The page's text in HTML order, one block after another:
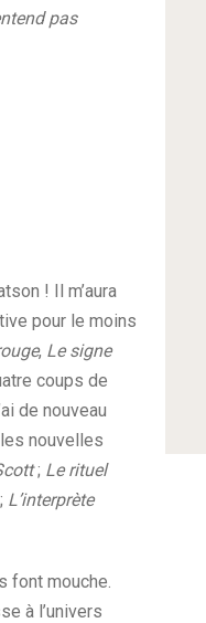
pas
! Il m’aura
pour le moins
, Le signe
coups de
de nouveau
nouvelles
; Le rituel
L’interprète
font mouche.
à l’univers